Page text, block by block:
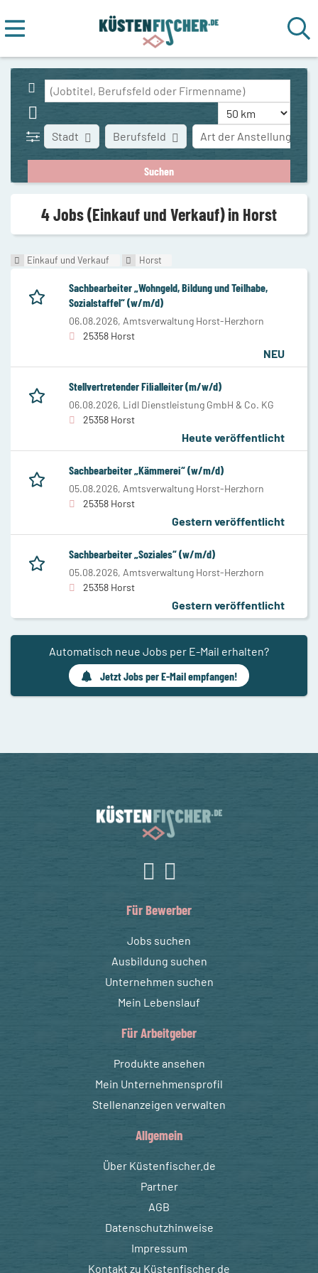
Stadt Art der Anstellung
Berufsfeld
4 Jobs (Einkauf und Verkauf) in Horst
Einkauf und Verkauf Horst
Sachbearbeiter „Wohngeld, Bildung und Teilhabe,
Sozialstaffel“ (w/m/d)
06.08.2026, Amtsverwaltung Horst-Herzhorn
25358 Horst
NEU
Stellvertretender Filialleiter (m/w/d)
06.08.2026, Lidl Dienstleistung GmbH & Co. KG
25358 Horst
Heute veröffentlicht
Sachbearbeiter „Kämmerei“ (w/m/d)
05.08.2026, Amtsverwaltung Horst-Herzhorn
25358 Horst
Gestern veröffentlicht
Sachbearbeiter „Soziales“ (w/m/d)
05.08.2026, Amtsverwaltung Horst-Herzhorn
25358 Horst
Gestern veröffentlicht
Automatisch neue Jobs per E-Mail erhalten?
Jetzt Jobs per E-Mail empfangen!
Für Bewerber
Jobs suchen
Ausbildung suchen
Unternehmen suchen
Mein Lebenslauf
Für Arbeitgeber
Produkte ansehen
Mein Unternehmensprofil
Stellenanzeigen verwalten
Allgemein
Über Küstenfischer.de
Partner
AGB
Datenschutzhinweise
Impressum
Kontakt zu Küstenfischer.de